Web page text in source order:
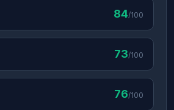
84/100
73/100
76/100